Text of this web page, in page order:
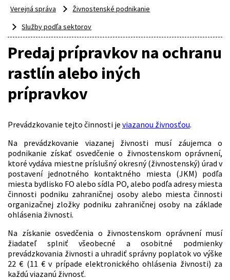
Verejná správa
Živnostenské podnikanie
Služby podľa sektorov
Predaj prípravkov na ochranu
rastlín alebo iných
prípravkov
Prevádzkovanie tejto činnosti je viazanou živnosťou.
Na prevádzkovanie viazanej živnosti musí záujemca o
podnikanie získať osvedčenie o živnostenskom oprávnení,
ktoré vydáva miestne príslušný okresný (živnostenský) úrad v
postavení jednotného kontaktného miesta (JKM) podľa
miesta bydlisko FO alebo sídla PO, alebo podľa adresy miesta
činnosti podniku zahraničnej osoby alebo miesta činnosti
organizačnej zložky podniku zahraničnej osoby na základe
ohlásenia živnosti.
Na získanie osvedčenia o živnostenskom oprávnení musí
žiadateľ splniť všeobecné a osobitné podmienky
prevádzkovania živnosti a uhradiť správny poplatok vo výške
22 € (11 € v prípade elektronického ohlásenia živnosti) za
každú viazanú živnosť.